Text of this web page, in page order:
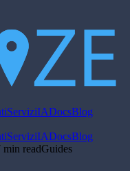
ServiziIADocsBlog
ServiziIADocsBlog
min readGuides